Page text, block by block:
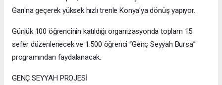
Garı'na geçerek yüksek hızlı trenle Konya'ya dönüş yapıyor.
Günlük 100 öğrencinin katıldığı organizasyonda toplam 15
sefer düzenlenecek ve 1.500 öğrenci “Genç Seyyah Bursa”
programından faydalanacak.
GENÇ SEYYAH PROJESİ